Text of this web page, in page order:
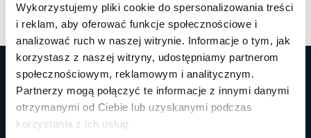
Wykorzystujemy pliki cookie do spersonalizowania treści
i reklam, aby oferować funkcje społecznościowe i
analizować ruch w naszej witrynie. Informacje o tym, jak
korzystasz z naszej witryny, udostępniamy partnerom
społecznościowym, reklamowym i analitycznym.
Partnerzy mogą połączyć te informacje z innymi danymi
otrzymanymi od Ciebie lub uzyskanymi podczas
korzystania z ich usług.
WIADOMOŚĆI RUDZKIE
Wydawca: Śląski Inkubator
Przedsiębiorczości Sp. z o.o.